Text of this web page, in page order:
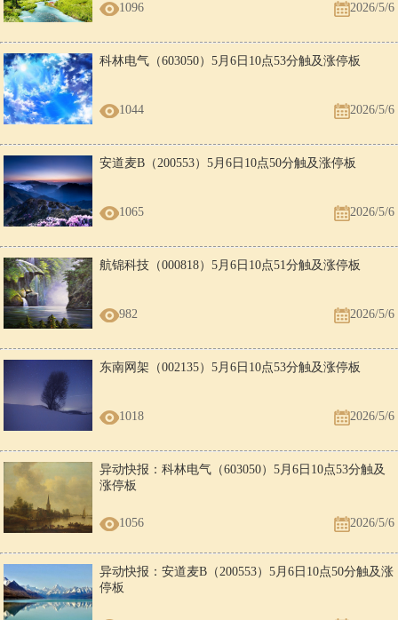
1096 2026/5/6
科林电气（603050）5月6日10点53分触及涨停板
1044 2026/5/6
安道麦B（200553）5月6日10点50分触及涨停板
1065 2026/5/6
航锦科技（000818）5月6日10点51分触及涨停板
982 2026/5/6
东南网架（002135）5月6日10点53分触及涨停板
1018 2026/5/6
异动快报：科林电气（603050）5月6日10点53分触及
涨停板
1056 2026/5/6
异动快报：安道麦B（200553）5月6日10点50分触及涨
停板